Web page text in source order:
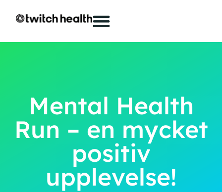
Mental Health
Run – en mycket
positiv
upplevelse!